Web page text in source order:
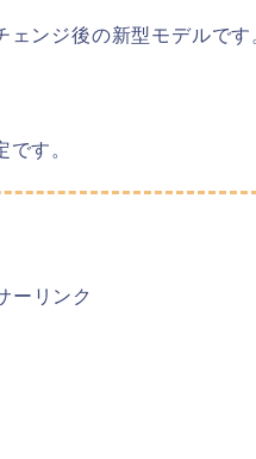
ンジ後の新型モデルです
す。
ーリンク